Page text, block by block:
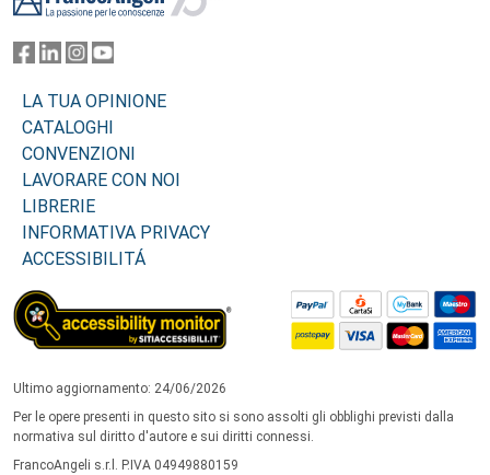
LA TUA OPINIONE
CATALOGHI
CONVENZIONI
LAVORARE CON NOI
LIBRERIE
INFORMATIVA PRIVACY
ACCESSIBILITÁ
Ultimo aggiornamento: 24/06/2026
Per le opere presenti in questo sito si sono assolti gli obblighi previsti dalla
normativa sul diritto d'autore e sui diritti connessi.
FrancoAngeli s.r.l. P.IVA 04949880159